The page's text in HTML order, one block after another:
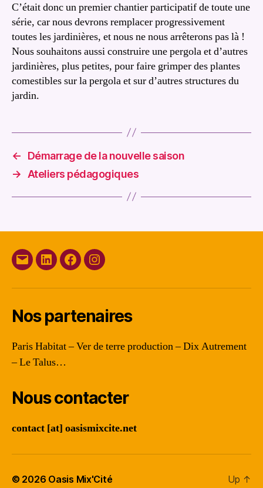
C’était donc un premier chantier participatif de toute une
série, car nous devrons remplacer progressivement
toutes les jardinières, et nous ne nous arrêterons pas là !
Nous souhaitons aussi construire une pergola et d’autres
jardinières, plus petites, pour faire grimper des plantes
comestibles sur la pergola et sur d’autres structures du
jardin.
←
Démarrage de la nouvelle saison
→
Ateliers pédagogiques
E-
LinkedinFacebookInstagram
Nos partenaires
Paris Habitat – Ver de terre production – Dix Autrement
– Le Talus…
Nous contacter
contact [at] oasismixcite.net
© 2026 Oasis Mix'Cité Up ↑